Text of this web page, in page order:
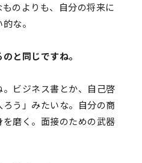
のよりも、自分の将来に
な。
と同じですね。
。ビジネス書とか、自己啓
う」みたいな。自分の商
磨く。面接のための武器